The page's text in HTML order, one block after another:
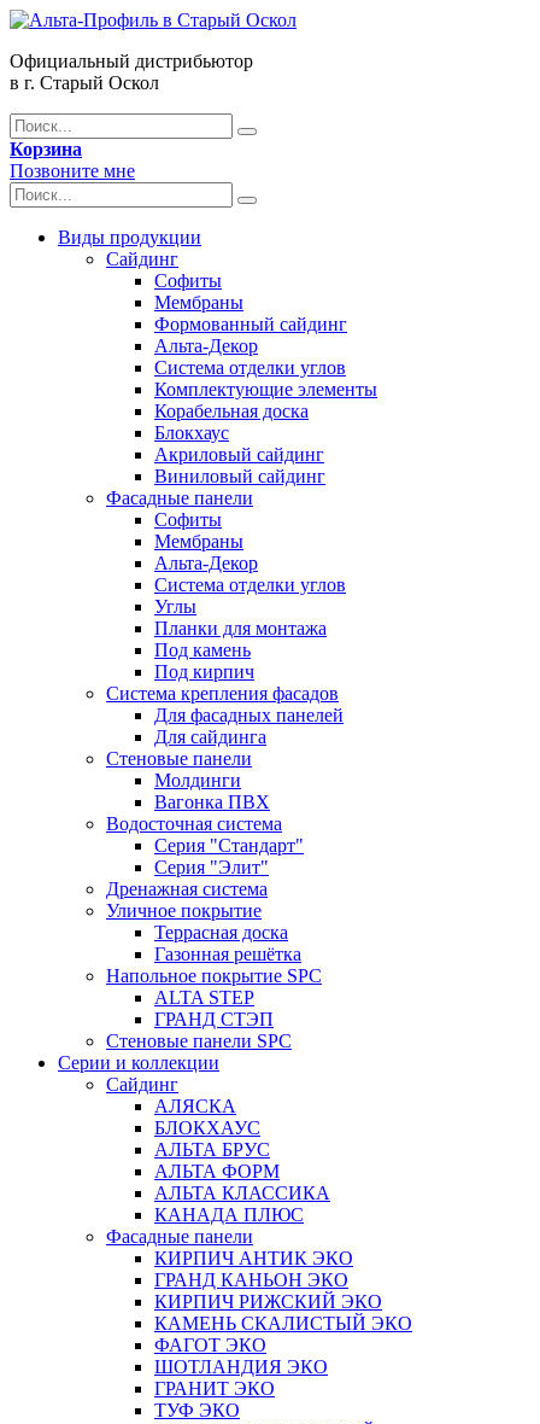
Официальный дистрибьютор
в г. Старый Оскол
Корзина
Позвоните мне
Виды продукции
Сайдинг
Софиты
Мембраны
Формованный сайдинг
Альта-Декор
Система отделки углов
Комплектующие элементы
Корабельная доска
Блокхаус
Акриловый сайдинг
Виниловый сайдинг
Фасадные панели
Софиты
Мембраны
Альта-Декор
Система отделки углов
Углы
Планки для монтажа
Под камень
Под кирпич
Система крепления фасадов
Для фасадных панелей
Для сайдинга
Стеновые панели
Молдинги
Вагонка ПВХ
Водосточная система
Серия "Стандарт"
Серия "Элит"
Дренажная система
Уличное покрытие
Террасная доска
Газонная решётка
Напольное покрытие SPC
ALTA STEP
ГРАНД СТЭП
Стеновые панели SPC
Серии и коллекции
Сайдинг
АЛЯСКА
БЛОКХАУС
АЛЬТА БРУС
АЛЬТА ФОРМ
АЛЬТА КЛАССИКА
КАНАДА ПЛЮС
Фасадные панели
КИРПИЧ АНТИК ЭКО
ГРАНД КАНЬОН ЭКО
КИРПИЧ РИЖСКИЙ ЭКО
КАМЕНЬ СКАЛИСТЫЙ ЭКО
ФАГОТ ЭКО
ШОТЛАНДИЯ ЭКО
ГРАНИТ ЭКО
ТУФ ЭКО